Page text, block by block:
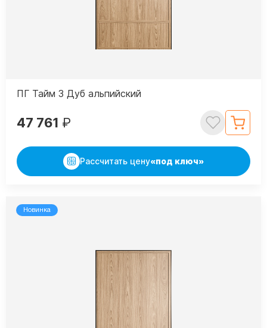
ПГ Тайм 3 Дуб альпийский
47 761 ₽
Рассчитать цену«под ключ»
Новинка